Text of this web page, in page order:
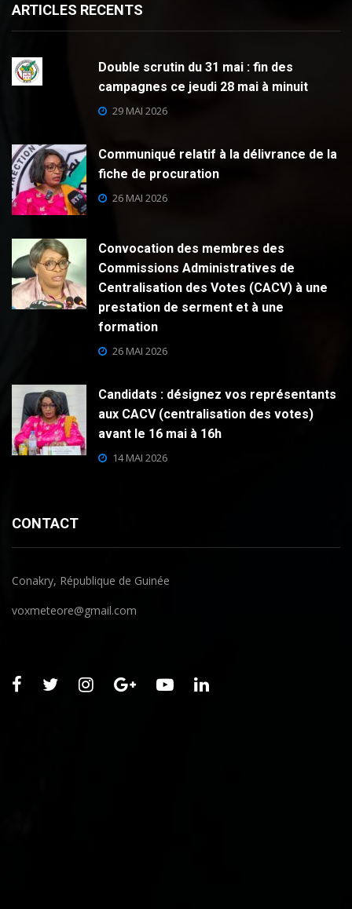
ARTICLES RECENTS
Double scrutin du 31 mai : fin des
campagnes ce jeudi 28 mai à minuit
29 MAI 2026
Communiqué relatif à la délivrance de la
fiche de procuration
26 MAI 2026
Convocation des membres des
Commissions Administratives de
Centralisation des Votes (CACV) à une
prestation de serment et à une
formation
26 MAI 2026
Candidats : désignez vos représentants
aux CACV (centralisation des votes)
avant le 16 mai à 16h
14 MAI 2026
CONTACT
Conakry, République de Guinée
voxmeteore@gmail.com